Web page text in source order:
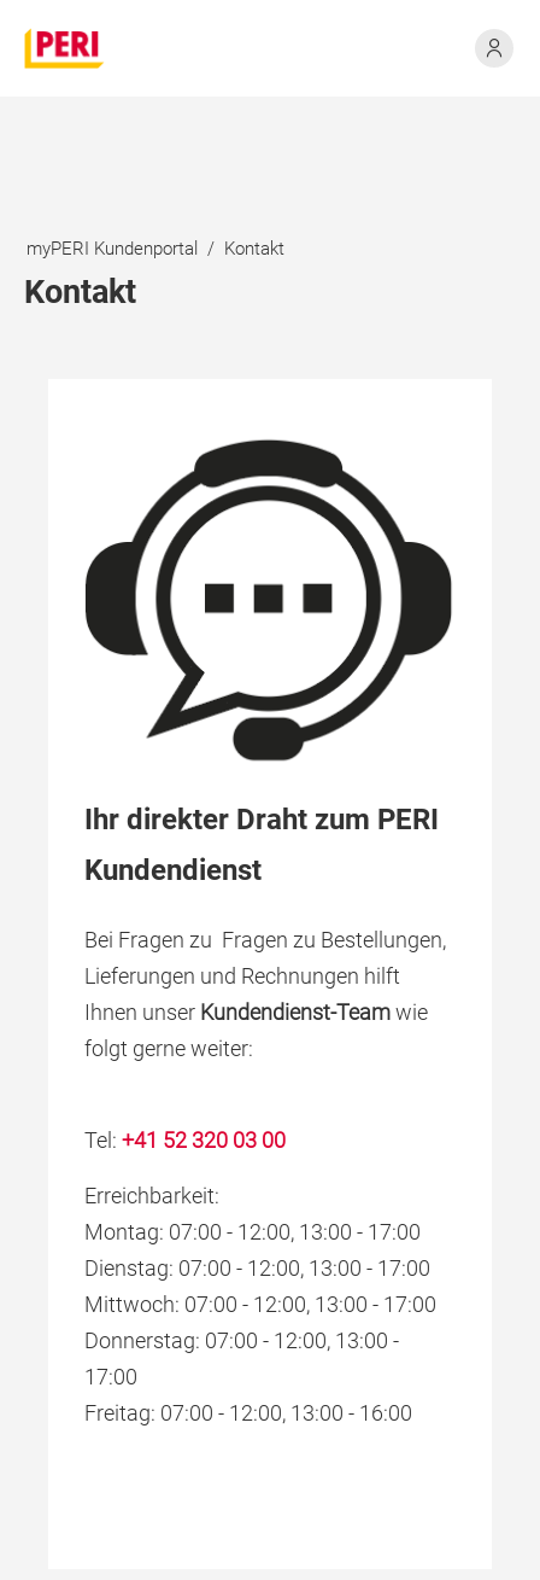
myPERI Kundenportal Kontakt
Kontakt
Ihr direkter Draht zum PERI
Kundendienst
Bei Fragen zu Fragen zu Bestellungen,
Lieferungen und Rechnungen hilft
Ihnen unser Kundendienst-Teamwie
folgt gerne weiter:
Tel: +41 52 320 03 00
Erreichbarkeit:
Montag: 07:00 - 12:00, 13:00 - 17:00
Dienstag: 07:00 - 12:00, 13:00 - 17:00
Mittwoch: 07:00 - 12:00, 13:00 - 17:00
Donnerstag: 07:00 - 12:00, 13:00 -
17:00
Freitag: 07:00 - 12:00, 13:00 - 16:00